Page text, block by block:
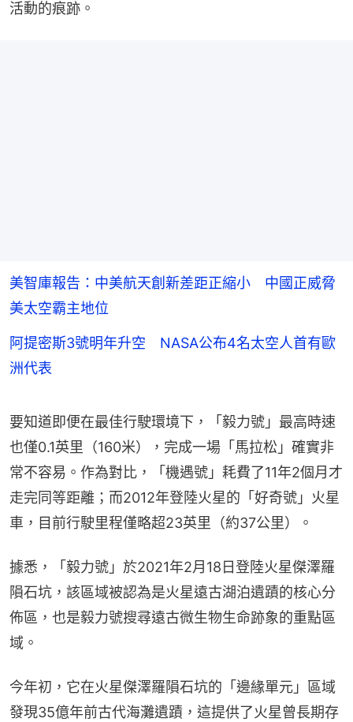
活動的痕跡。
美智庫報告：中美航天創新差距正縮小 中國正威脅
美太空霸主地位
阿提密斯3號明年升空 NASA公布4名太空人首有歐
洲代表
要知道即便在最佳行駛環境下，「毅力號」最高時速
也僅0.1英里（160米），完成一場「馬拉松」確實非
常不容易。作為對比，「機遇號」耗費了11年2個月才
走完同等距離；而2012年登陸火星的「好奇號」火星
車，目前行駛里程僅略超23英里（約37公里）。
據悉，「毅力號」於2021年2月18日登陸火星傑澤羅
隕石坑，該區域被認為是火星遠古湖泊遺蹟的核心分
佈區，也是毅力號搜尋遠古微生物生命跡象的重點區
域。
今年初，它在火星傑澤羅隕石坑的「邊緣單元」區域
發現35億年前古代海灘遺蹟，這提供了火星曾長期存